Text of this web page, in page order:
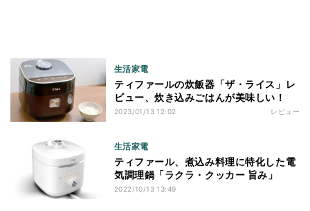
生活家電
ティファールの炊飯器「ザ・ライス」レ
ビュー、炊き込みごはんが美味しい！
2023/01/13 12:02 レビュー
生活家電
ティファール、煮込み料理に特化した電
気調理鍋「ラクラ・クッカー 旨み」
2022/10/13 13:49